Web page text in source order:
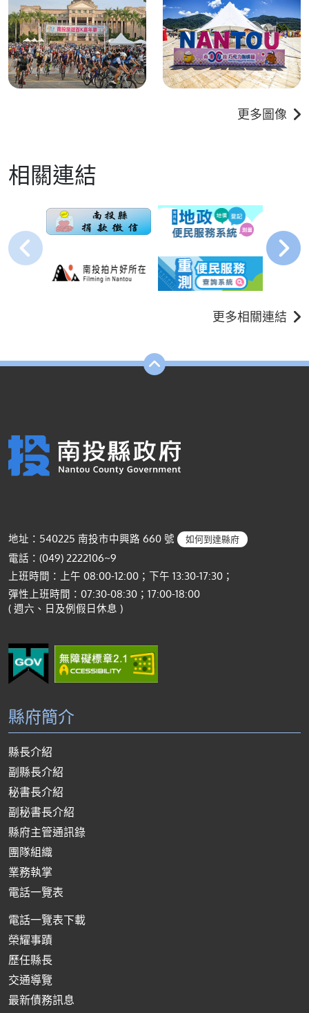
更多圖像
相關連結
更多相關連結
地址：540225 南投市中興路 660 號 如何到達縣府
電話：(049) 2222106~9
上班時間：上午 08:00-12:00；下午 13:30-17:30；
彈性上班時間：07:30-08:30；17:00-18:00
( 週六、日及例假日休息 )
縣府簡介
縣長介紹
副縣長介紹
秘書長介紹
副秘書長介紹
縣府主管通訊錄
團隊組織
業務執掌
電話一覽表
電話一覽表下載
榮耀事蹟
歷任縣長
交通導覽
最新債務訊息